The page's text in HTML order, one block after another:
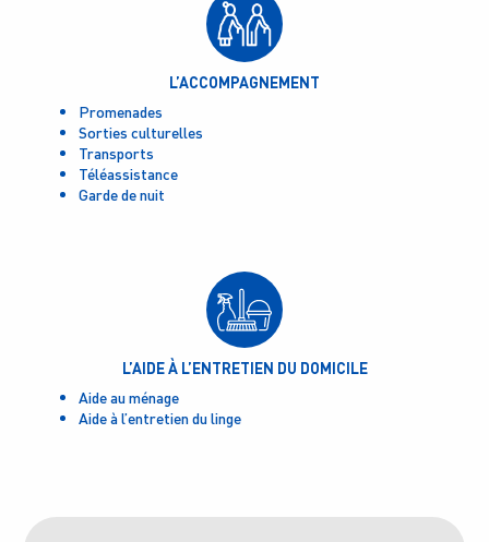
L’ACCOMPAGNEMENT
Promenades
Sorties culturelles
Transports
Téléassistance
Garde de nuit
L’AIDE À L’ENTRETIEN DU DOMICILE
Aide au ménage
Aide à l’entretien du linge